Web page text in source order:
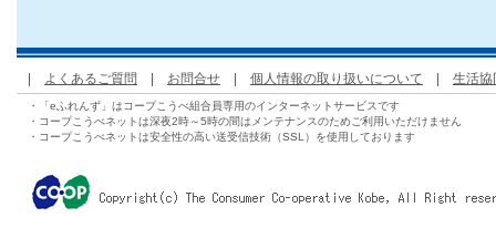
| よくあるご質問 | お問合せ | 個人情報の取り扱いについて | 生活協
・「eふれんず」はコープこうべ組合員専用のインターネットサービスです
・コープこうべネットは深夜2時～5時の間はメンテナンスのためご利用いただけません
・コープこうべネットは安全性の高い送受信技術（SSL）を使用しております